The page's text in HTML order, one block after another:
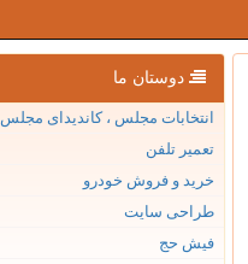
دوستان ما
انتخابات مجلس ، کاندیدای مجلس
تعمیر تلفن
خرید و فروش خودرو
طراحی سایت
فیش حج